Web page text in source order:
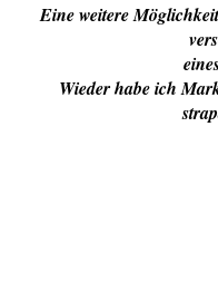
Eine weitere
Wieder habe ich